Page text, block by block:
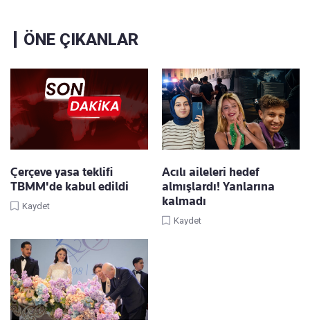
ÖNE ÇIKANLAR
Çerçeve yasa teklifi
TBMM'de kabul edildi
Kaydet
Acılı aileleri hedef
almışlardı! Yanlarına
kalmadı
Kaydet